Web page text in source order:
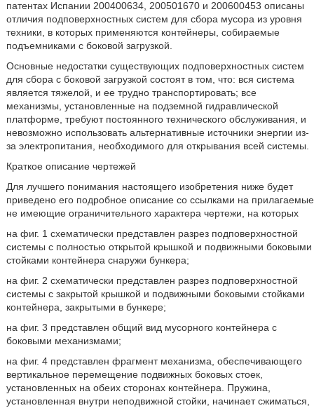
патентах Испании 200400634, 200501670 и 200600453 описаны
отличия подповерхностных систем для сбора мусора из уровня
техники, в которых применяются контейнеры, собираемые
подъемниками с боковой загрузкой.
Основные недостатки существующих подповерхностных систем
для сбора с боковой загрузкой состоят в том, что: вся система
является тяжелой, и ее трудно транспортировать; все
механизмы, установленные на подземной гидравлической
платформе, требуют постоянного технического обслуживания, и
невозможно использовать альтернативные источники энергии из-
за электропитания, необходимого для открывания всей системы.
Краткое описание чертежей
Для лучшего понимания настоящего изобретения ниже будет
приведено его подробное описание со ссылками на прилагаемые
не имеющие ограничительного характера чертежи, на которых
на фиг. 1 схематически представлен разрез подповерхностной
системы с полностью открытой крышкой и подвижными боковыми
стойками контейнера снаружи бункера;
на фиг. 2 схематически представлен разрез подповерхностной
системы с закрытой крышкой и подвижными боковыми стойками
контейнера, закрытыми в бункере;
на фиг. 3 представлен общий вид мусорного контейнера с
боковыми механизмами;
на фиг. 4 представлен фрагмент механизма, обеспечивающего
вертикальное перемещение подвижных боковых стоек,
установленных на обеих сторонах контейнера. Пружина,
установленная внутри неподвижной стойки, начинает сжиматься,